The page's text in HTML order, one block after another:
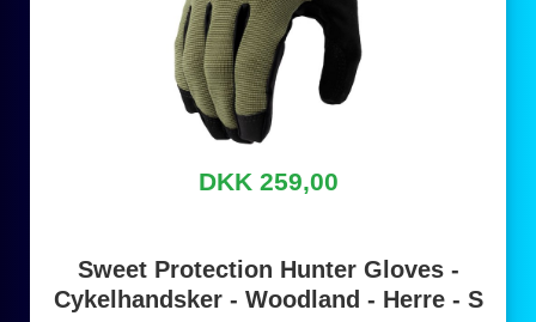
DKK 259,00
Sweet Protection Hunter Gloves -
Cykelhandsker - Woodland - Herre - S